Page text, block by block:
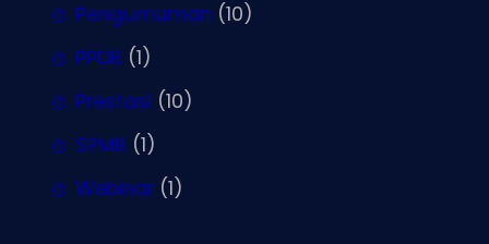
Pengumuman (10)
PPDB (1)
Prestasi (10)
SPMB (1)
Webinar (1)